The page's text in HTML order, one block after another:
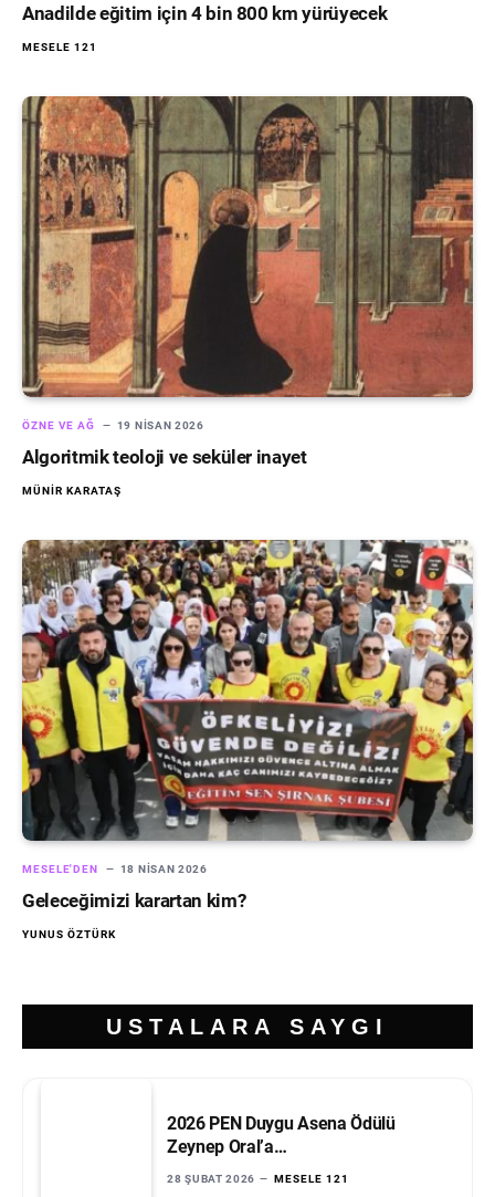
Anadilde eğitim için 4 bin 800 km yürüyecek
MESELE 121
ÖZNE VE AĞ 19 NISAN 2026
Algoritmik teoloji ve seküler inayet
MÜNIR KARATAŞ
MESELE'DEN 18 NISAN 2026
Geleceğimizi karartan kim?
YUNUS ÖZTÜRK
USTALARA SAYGI
2026 PEN Duygu Asena Ödülü
Zeynep Oral’a…
28 ŞUBAT 2026 MESELE 121